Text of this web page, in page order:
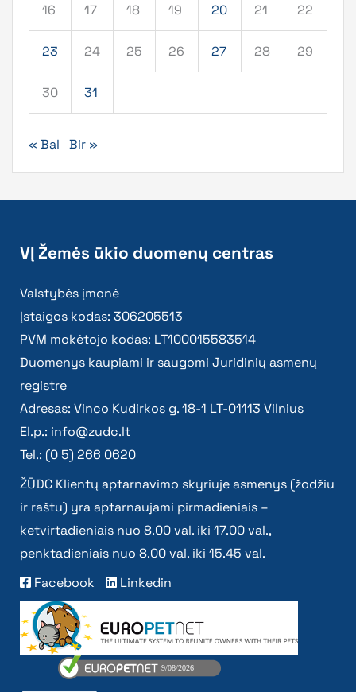
16 17 18 19 20 21 22
23 24 25 26 27 28 29
30 31
« Bal Bir »
VĮ Žemės ūkio duomenų centras
Valstybės įmonė
Įstaigos kodas: 306205513
PVM mokėtojo kodas: LT100015583514
Duomenys kaupiami ir saugomi Juridinių asmenų
registre
Adresas: Vinco Kudirkos g. 18-1 LT-01113 Vilnius
El.p.: info@zudc.lt
Tel.: (0 5) 266 0620
ŽŪDC Klientų aptarnavimo skyriuje asmenys (žodžiu
ir raštu) yra aptarnaujami pirmadieniais –
ketvirtadieniais nuo 8.00 val. iki 17.00 val.,
penktadieniais nuo 8.00 val. iki 15.45 val.
Facebook
Linkedin